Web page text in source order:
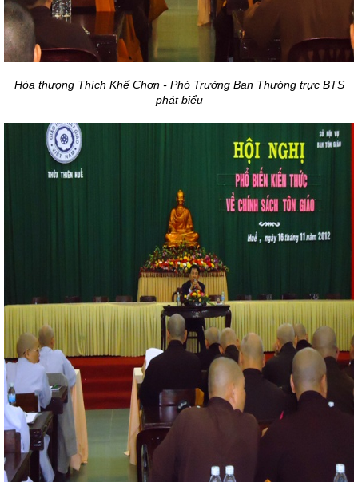
Hòa thượng Thích Khế Chơn - Phó Trưởng Ban Thường trực BTS
phát biểu